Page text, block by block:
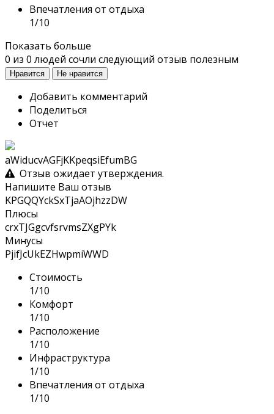
Впечатления от отдыха
1/10
Показать больше
0 из 0 людей сочли следующий отзыв полезным
Нравится Не нравится
Добавить комментарий
Поделиться
Отчет
aWiducvAGFjKKpeqsiEfumBG
Отзыв ожидает утверждения.
Напишите Ваш отзыв
KPGQQYckSxTjaAOjhzzDW
Плюсы
crxTJGgcvfsrvmsZXgPYk
Минусы
PjifJcUkEZHwpmiWWD
Стоимость
1/10
Комфорт
1/10
Расположение
1/10
Инфраструктура
1/10
Впечатления от отдыха
1/10